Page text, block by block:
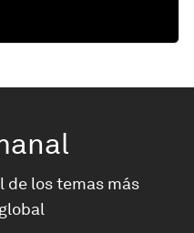
de los temas más